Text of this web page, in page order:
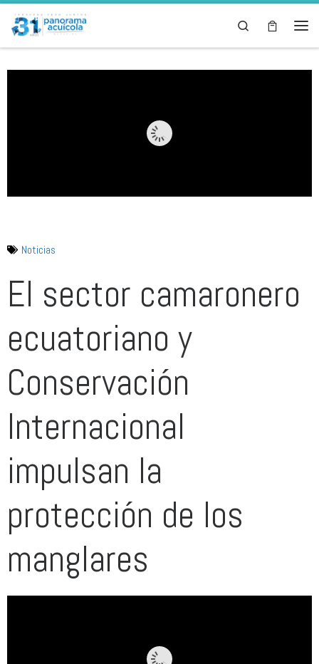
Skip to content Search
Noticias
El sector camaronero
ecuatoriano y
Conservación
Internacional
impulsan la
protección de los
manglares